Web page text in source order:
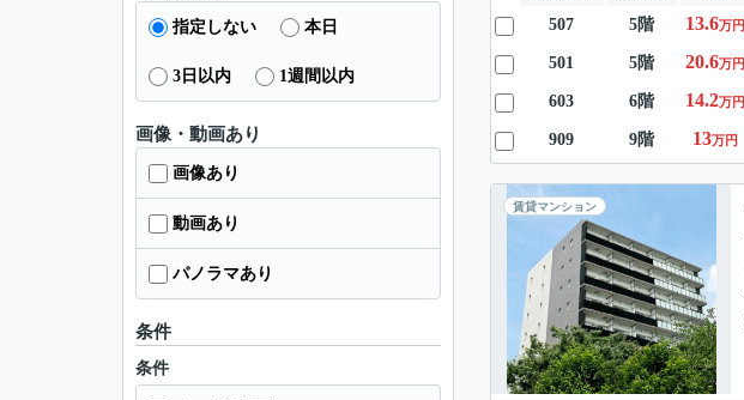
507
5階 13.6万円
501 5階 20.6万円
603 6階 14.2万円
909 9階 13万円
賃貸マンション
指定しない 本日
3日以内 1週間以内
画像・動画あり
画像あり
動画あり
パノラマあり
条件
条件